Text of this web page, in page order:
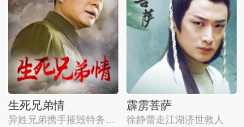
生死兄弟情
异姓兄弟携手摧毁特务阴谋
霹雳菩萨
徐静蕾走江湖济世救人